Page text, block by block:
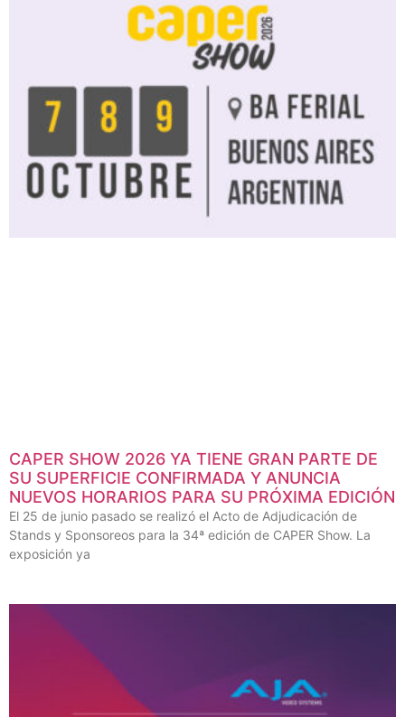
CAPER SHOW 2026 YA TIENE GRAN PARTE DE
SU SUPERFICIE CONFIRMADA Y ANUNCIA
NUEVOS HORARIOS PARA SU PRÓXIMA EDICIÓN
El 25 de junio pasado se realizó el Acto de Adjudicación de
Stands y Sponsoreos para la 34ª edición de CAPER Show. La
exposición ya